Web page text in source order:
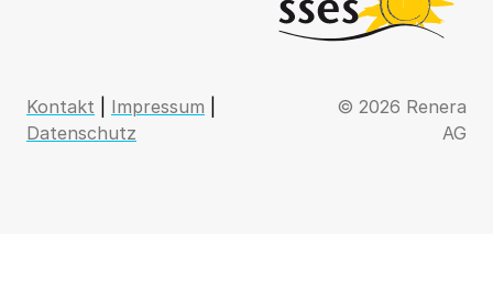
Kontakt Impressum
Datenschutz
© 2026 Renera
AG